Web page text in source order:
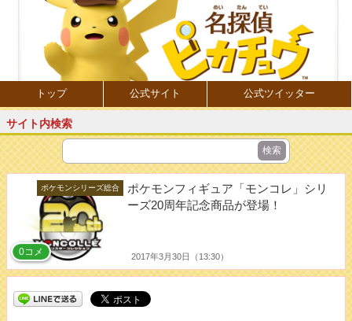
トップ 公式サイト 公式ツイッター
サイト内検索
ポケモンシリーズ総合
2017年3月30日（13:30）
ポケモンフィギュア「モンコレ」シリ
ーズ20周年記念商品が登場！
0コメ